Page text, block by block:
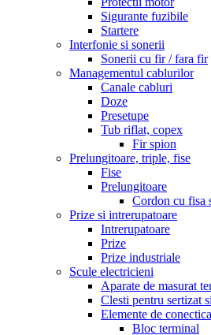
Sigurante fuzibile
Startere
Interfonie si sonerii
Sonerii cu fir / fara fir
Managementul cablurilor
Canale cabluri
Doze
Presetupe
Tub riflat, copex
Fir spion
Prelungitoare, triple, fise
Fise
Prelungitoare
Cordon cu fisa
Prize si intrerupatoare
Intrerupatoare
Prize
Prize industriale
Scule electricieni
Aparate de masurat
Clesti pentru sertizat
Elemente de
Bloc terminal